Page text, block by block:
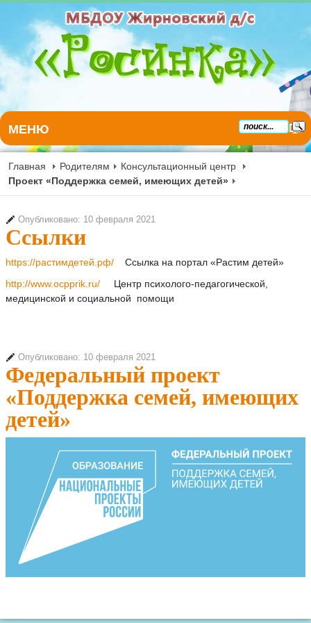
МЕНЮ
Главная Родителям
Консультационный центр
Проект «Поддержка семей, имеющих детей»
Опубликовано: 10 февраля 2021
Ссылки
https://растимдетей.рф/
Ссылка на портал «Растим детей»
http://www.ocpprik.ru/
Центр психолого-педагогической,
медицинской и социальной помощи
Опубликовано: 10 февраля 2021
Федеральный проект
«Поддержка семей, имеющих
детей»